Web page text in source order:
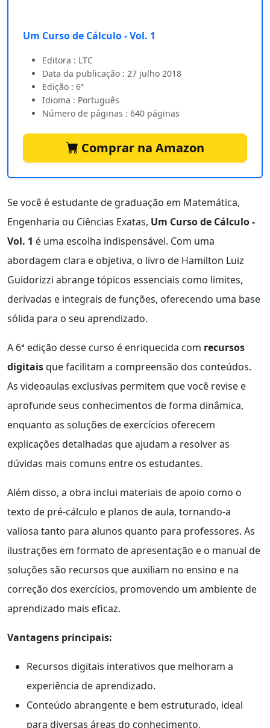
Um Curso de Cálculo - Vol. 1
Editora : LTC
Data da publicação : 27 julho 2018
Edição : 6ª
Idioma : Português
Número de páginas : 640 páginas
Comprar na Amazon
Se você é estudante de graduação em Matemática,
Engenharia ou Ciências Exatas, Um Curso de Cálculo -
Vol. 1 é uma escolha indispensável. Com uma
abordagem clara e objetiva, o livro de Hamilton Luiz
Guidorizzi abrange tópicos essenciais como limites,
derivadas e integrais de funções, oferecendo uma base
sólida para o seu aprendizado.
A 6ª edição desse curso é enriquecida com recursos
digitaisque facilitam a compreensão dos conteúdos.
As videoaulas exclusivas permitem que você revise e
aprofunde seus conhecimentos de forma dinâmica,
enquanto as soluções de exercícios oferecem
explicações detalhadas que ajudam a resolver as
dúvidas mais comuns entre os estudantes.
Além disso, a obra inclui materiais de apoio como o
texto de pré-cálculo e planos de aula, tornando-a
valiosa tanto para alunos quanto para professores. As
ilustrações em formato de apresentação e o manual de
soluções são recursos que auxiliam no ensino e na
correção dos exercícios, promovendo um ambiente de
aprendizado mais eficaz.
Vantagens principais:
Recursos digitais interativos que melhoram a
experiência de aprendizado.
Conteúdo abrangente e bem estruturado, ideal
para diversas áreas do conhecimento.